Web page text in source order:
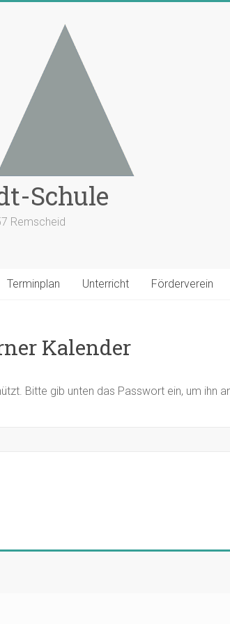
Schule
Remscheid
Terminplan Unterricht Förderverein
Kalender
Bitte gib unten das Passwort ein, um ihn